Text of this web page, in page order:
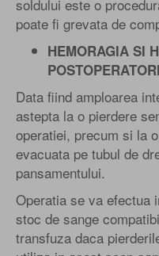
soldului este o
poate fi grevata de
HEMORAGIA SI
Data fiind amploarea
astepta la o pierdere
operatiei, precum si la
evacuata pe tubul de
pansamentului.
Operatia se va efectua
stoc de sange
transfuza daca